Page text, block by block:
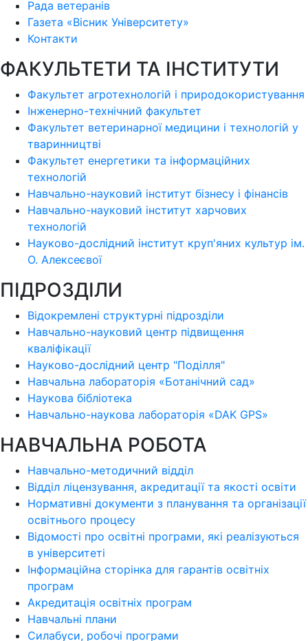
Рада ветеранів
Газета «Вісник Університету»
Контакти
ФАКУЛЬТЕТИ ТА ІНСТИТУТИ
Факультет агротехнологій і природокористування
Інженерно-технічний факультет
Факультет ветеринарної медицини і технологій у
тваринництві
Факультет енергетики та інформаційних
технологій
Навчально-науковий інститут бізнесу і фінансів
Навчально-науковий інститут харчових
технологій
Науково-дослідний інститут круп'яних культур ім.
О. Алексеєвої
ПІДРОЗДІЛИ
Відокремлені структурні підрозділи
Навчально-науковий центр підвищення
кваліфікації
Науково-дослідний центр "Поділля"
Навчальна лабораторія «Ботанічний сад»
Наукова бібліотека
Навчально-наукова лабораторія «DAK GPS»
НАВЧАЛЬНА РОБОТА
Навчально-методичний відділ
Відділ ліцензування, акредитації та якості освіти
Нормативні документи з планування та організації
освітнього процесу
Відомості про освітні програми, які реалізуються
в університеті
Інформаційна сторінка для гарантів освітніх
програм
Акредитація освітніх програм
Навчальні плани
Силабуси, робочі програми